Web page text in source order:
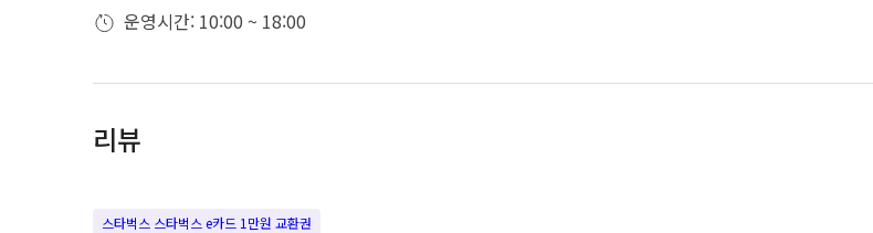
운영시간: 10:00 ~ 18:00
리뷰
스타벅스 스타벅스 e카드 1만원 교환권